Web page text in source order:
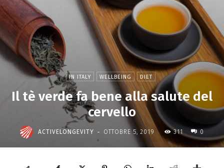
IN ITALY WELLBEING DIET
Il tè verde fa bene alla salute del
cervello
ACTIVELONGEVITY - OTTOBRE 5, 2019 311 0